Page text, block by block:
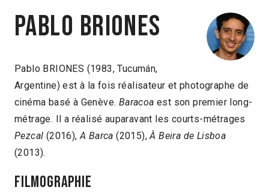
Pablo Briones
Pablo BRIONES (1983, Tucumán,
Argentine) est à la fois réalisateur et photographe de
cinéma basé à Genève. Baracoaest son premier long-
métrage. Il a réalisé auparavant les courts-métrages
Pezcal (2016),A Barca (2015),À Beira de Lisboa
(2013).
Filmographie